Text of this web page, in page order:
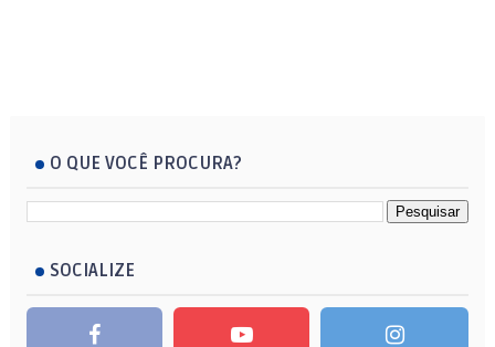
O QUE VOCÊ PROCURA?
SOCIALIZE